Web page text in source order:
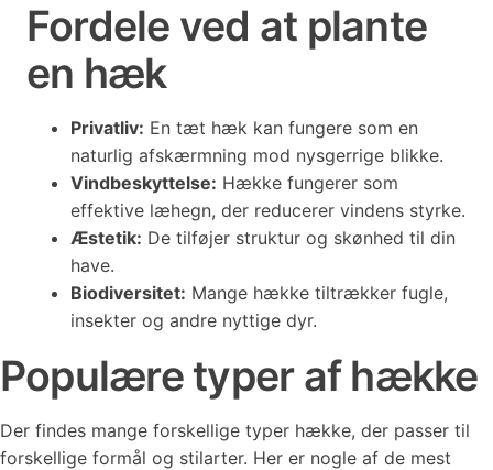
Fordele ved at plante
en hæk
Privatliv: En tæt hæk kan fungere som en
naturlig afskærmning mod nysgerrige blikke.
Vindbeskyttelse: Hække fungerer som
effektive læhegn, der reducerer vindens styrke.
Æstetik: De tilføjer struktur og skønhed til din
have.
Biodiversitet: Mange hække tiltrækker fugle,
insekter og andre nyttige dyr.
Populære typer af hække
Der findes mange forskellige typer hække, der passer til
forskellige formål og stilarter. Her er nogle af de mest